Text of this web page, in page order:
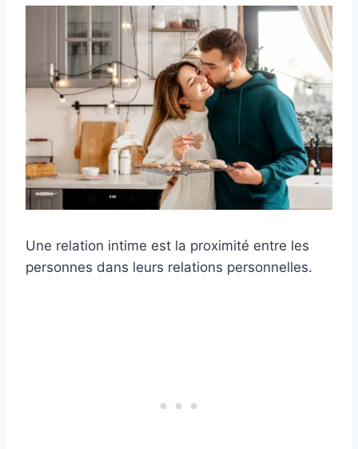
Une relation intime est la proximité entre les
personnes dans leurs relations personnelles.